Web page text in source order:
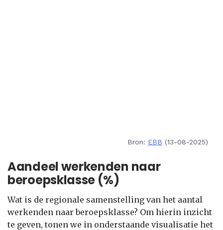
Bron: EBB (13-08-2025)
Aandeel werkenden naar
beroepsklasse (%)
Wat is de regionale samenstelling van het aantal
werkenden naar beroepsklasse? Om hierin inzicht
te geven, tonen we in onderstaande visualisatie het